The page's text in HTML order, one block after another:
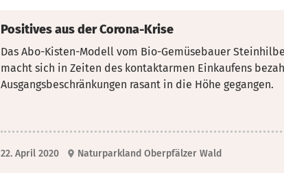
Positives aus der Corona-Krise
Das Abo-Kisten-Modell vom Bio-Gemüsebauer
macht sich in Zeiten des kontaktarmen Einkaufens
Ausgangsbeschränkungen rasant in die Höhe gegangen.
22. April 2020 Naturparkland Oberpfälzer Wald